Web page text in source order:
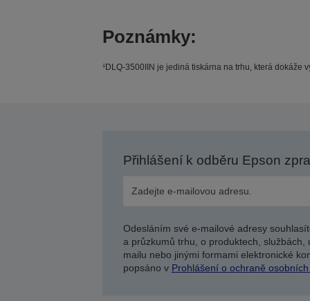
Poznámky:
¹DLQ-3500IIN je jediná tiskárna na trhu, která
Přihlášení k odběru Epson
Odesláním své e-mailové adresy
a průzkumů trhu, o produktech,
mailu nebo jinými formami elektronické
popsáno v Prohlášení o ochraně